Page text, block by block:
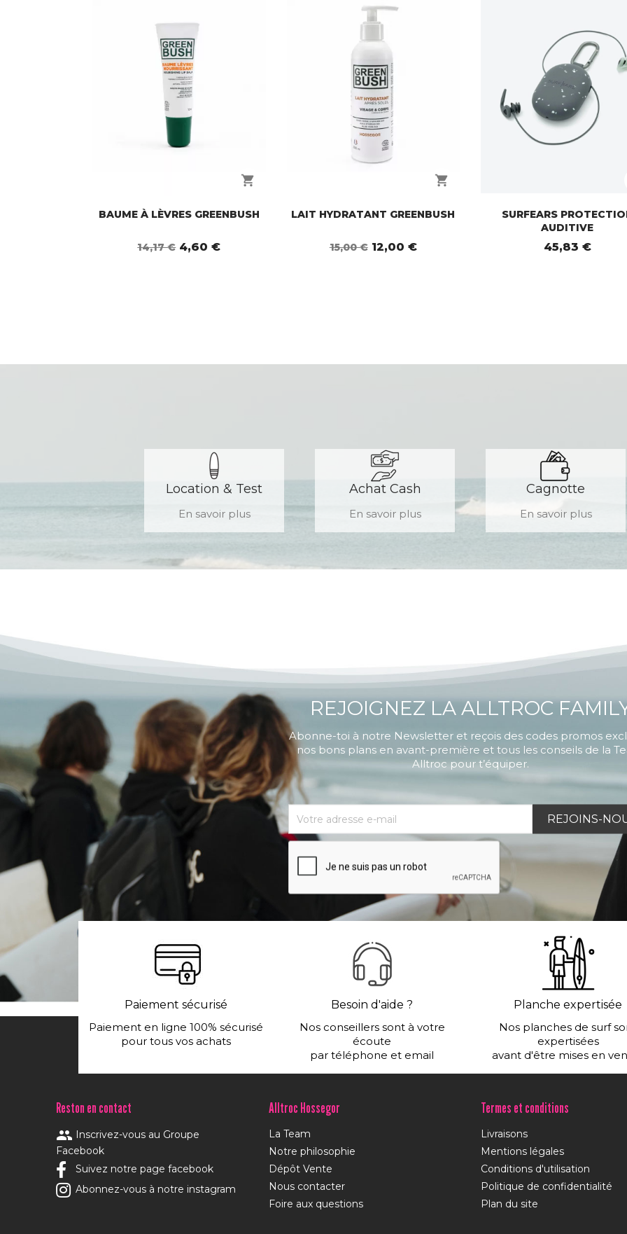
shopping_cart
BAUME À LÈVRES GREENBUSH
14,17 € 4,60 €
shopping_cart
LAIT HYDRATANT GREENBUSH
15,00 € 12,00 €
SURFEARS
AUDITIVE
45,83 €
Location & Test
En savoir plus
Achat Cash
En savoir plus
Cagnotte
En savoir plus
REJOIGNEZ LA ALLTROC
Abonne-toi à notre Newsletter et reçois des codes promos
nos bons plans en avant-première et tous les conseils de la
Alltroc pour t’équiper.
Paiement sécurisé
Paiement en ligne 100% sécurisé
pour tous vos achats
Besoin d'aide ?
Nos conseillers sont à votre
écoute
par téléphone et email
Planche expertisée
Nos planches de surf
expertisées
avant d'être mises en
Reston en contact
groupsInscrivez-vous au Groupe
Facebook
Suivez notre page facebook
Abonnez-vous à notre instagram
Alltroc Hossegor
La Team
Notre philosophie
Dépôt Vente
Nous contacter
Foire aux questions
Termes et conditions
Livraisons
Mentions légales
Conditions d'utilisation
Politique de confidentialité
Plan du site